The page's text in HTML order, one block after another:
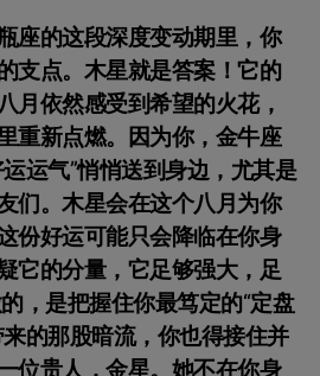
座的这段深度变动期里，你
支点。木星就是答案！它的
月依然感受到希望的火花，
重新点燃。因为你，金牛座
运气”悄悄送到身边，尤其是
们。木星会在这个八月为你
份好运可能只会降临在你身
它的分量，它足够强大，足
，是把握住你最笃定的“定盘
的那股暗流，你也得接住并